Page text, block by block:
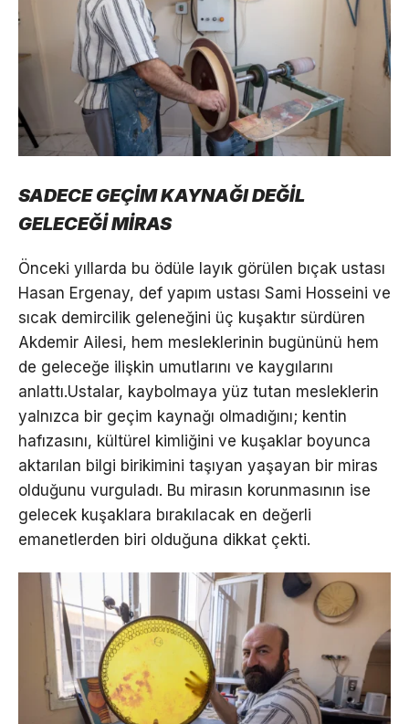
SADECE GEÇİM KAYNAĞI DEĞİL
GELECEĞİ MİRAS
Önceki yıllarda bu ödüle layık görülen bıçak ustası
Hasan Ergenay, def yapım ustası Sami Hosseini ve
sıcak demircilik geleneğini üç kuşaktır sürdüren
Akdemir Ailesi, hem mesleklerinin bugününü hem
de geleceğe ilişkin umutlarını ve kaygılarını
anlattı.Ustalar, kaybolmaya yüz tutan mesleklerin
yalnızca bir geçim kaynağı olmadığını; kentin
hafızasını, kültürel kimliğini ve kuşaklar boyunca
aktarılan bilgi birikimini taşıyan yaşayan bir miras
olduğunu vurguladı. Bu mirasın korunmasının ise
gelecek kuşaklara bırakılacak en değerli
emanetlerden biri olduğuna dikkat çekti.